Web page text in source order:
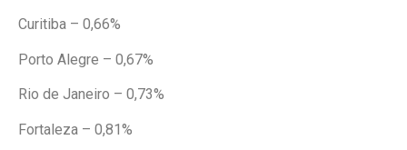
Curitiba – 0,66%
Porto Alegre – 0,67%
Rio de Janeiro – 0,73%
Fortaleza – 0,81%